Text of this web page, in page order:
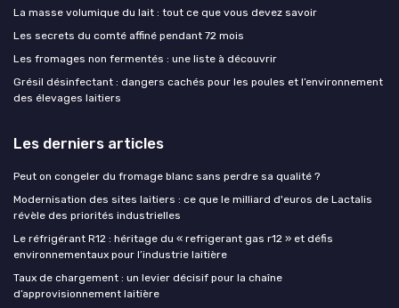
La masse volumique du lait : tout ce que vous devez savoir
Les secrets du comté affiné pendant 72 mois
Les fromages non fermentés : une liste à découvrir
Grésil désinfectant : dangers cachés pour les poules et l’environnement
des élevages laitiers
Les derniers articles
Peut on congeler du fromage blanc sans perdre sa qualité ?
Modernisation des sites laitiers : ce que le milliard d'euros de Lactalis
révèle des priorités industrielles
Le réfrigérant R12 : héritage du « refrigerant gas r12 » et défis
environnementaux pour l’industrie laitière
Taux de chargement : un levier décisif pour la chaîne
d’approvisionnement laitière